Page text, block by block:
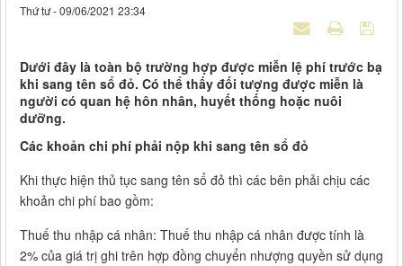
Thứ tư - 09/06/2021 23:34
Dưới đây là toàn bộ trường hợp được miễn lệ phí trước bạ
khi sang tên sổ đỏ. Có thể thấy đối tượng được miễn là
người có quan hệ hôn nhân, huyết thống hoặc nuôi
dưỡng.
Các khoản chi phí phải nộp khi sang tên sổ đỏ
Khi thực hiện thủ tục sang tên sổ đỏ thì các bên phải chịu các
khoản chi phí bao gồm:
Thuế thu nhập cá nhân: Thuế thu nhập cá nhân được tính là
2% của giá trị ghi trên hợp đồng chuyển nhượng quyền sử dụng